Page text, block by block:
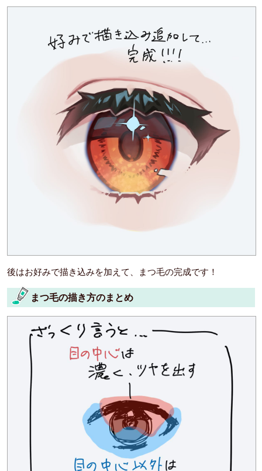
後はお好みで描き込みを加えて、まつ毛の完成です！
まつ毛の描き方のまとめ